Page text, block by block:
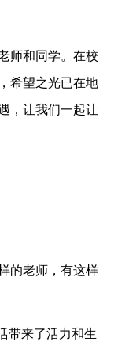
师和同学。在校
希望之光已在地
，让我们一起让
的老师，有这样
带来了活力和生